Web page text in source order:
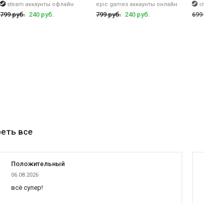
steam аккаунты офлайн
799 руб. 240 руб.
epic games аккаунты онлайн
799 руб. 240 руб. 699
все
Положительный
06.08.2026
всё супер!